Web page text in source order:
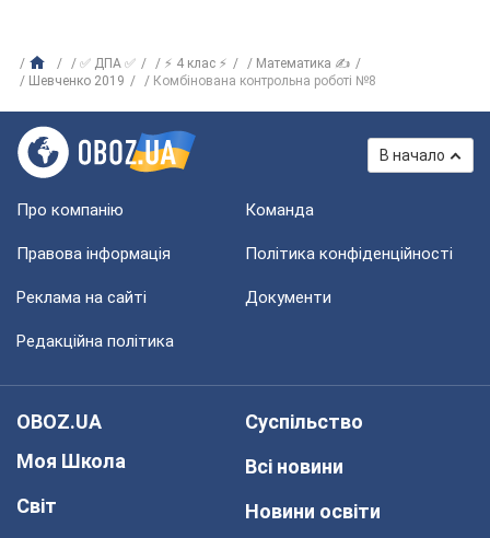
✅ ДПА ✅ ⚡ 4 клас ⚡
Математика ✍
Шевченко 2019
Комбінована контрольна роботі №8
В начало
Про компанію Команда
Правова інформація Політика конфіденційності
Реклама на сайті Документи
Редакційна політика
OBOZ.UA
Моя Школа
Світ
Суспільство
Всі новини
Новини освіти